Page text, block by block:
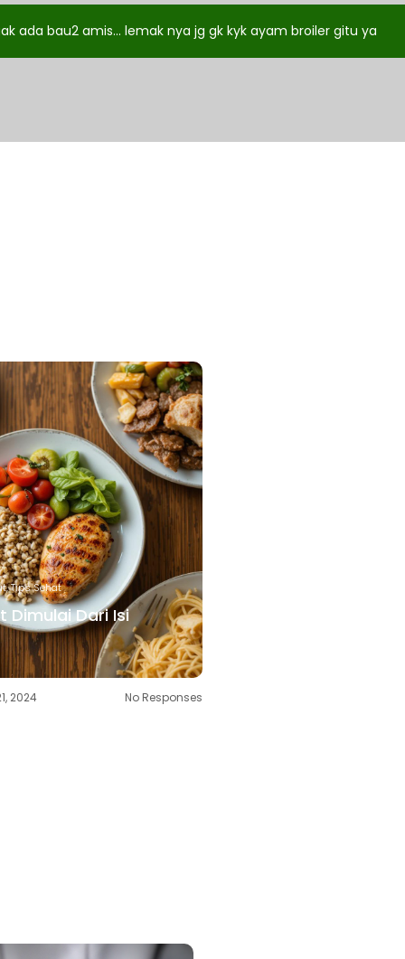
ada bau2 amis... lemak nya jg gk kyk ayam broiler gitu ya
,Tips Sehat
Dimulai Dari Isi
2024 No Responses